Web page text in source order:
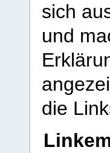
sich
und
die